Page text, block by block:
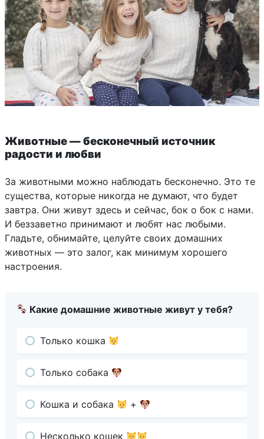
Животные — бесконечный источник
радости и любви
За животными можно наблюдать бесконечно. Это те
существа, которые никогда не думают, что будет
завтра. Они живут здесь и сейчас, бок о бок с нами.
И беззаветно принимают и любят нас любыми.
Гладьте, обнимайте, целуйте своих домашних
животных — это залог, как минимум хорошего
настроения.
Какие домашние животные живут у тебя?
Только кошка
Только собака
Кошка и собака +
Несколько кошек